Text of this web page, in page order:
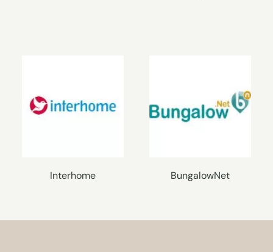
Interhome BungalowNet